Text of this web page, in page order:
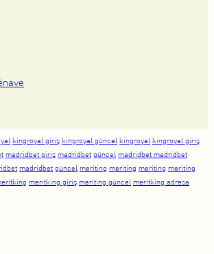
kingroyal giriş kingroyal güncel kingroyal kingroyal giriş
madridbet giriş madridbet güncel madridbet madridbet
madridbet güncel meriting meriting meriting meriting
meritking giriş meriting güncel meritking adresa